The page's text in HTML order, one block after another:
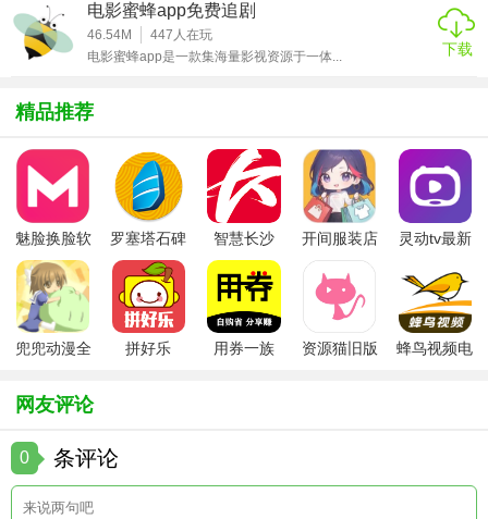
论剧情，增强互动性。
【二次元有声小说app玩法】
1. 搜索小说：在搜索框中输入关键词，快速找到想听的二次
2. 分类浏览：根据小说的类型（如动漫、轻小说等）进行浏
览，发现感兴趣的内容。
3. 排行榜查看：查看热门榜单，了解当前最受欢迎的有声小
说作品。
4. 离线下载：将喜欢的小说下载到本地，随时随地离线收
听。
爱好者交流心得。
【二次元有声小说app推荐】
如果你对二次元文化充满热爱，想要随时随地沉浸在精彩的
电影蜜蜂app免费追剧
46.54M 447 人在玩
电影蜜蜂app是一款集海量影视资源于一体...
下载
精品推荐
魅脸换脸软
件
罗塞塔石碑
安卓版
智慧长沙
app
开间服装店
灵动tv最新
兜兜动漫全
拼好乐 用券一族 资源猫旧版
蜂鸟视频电
网友评论
0 条评论